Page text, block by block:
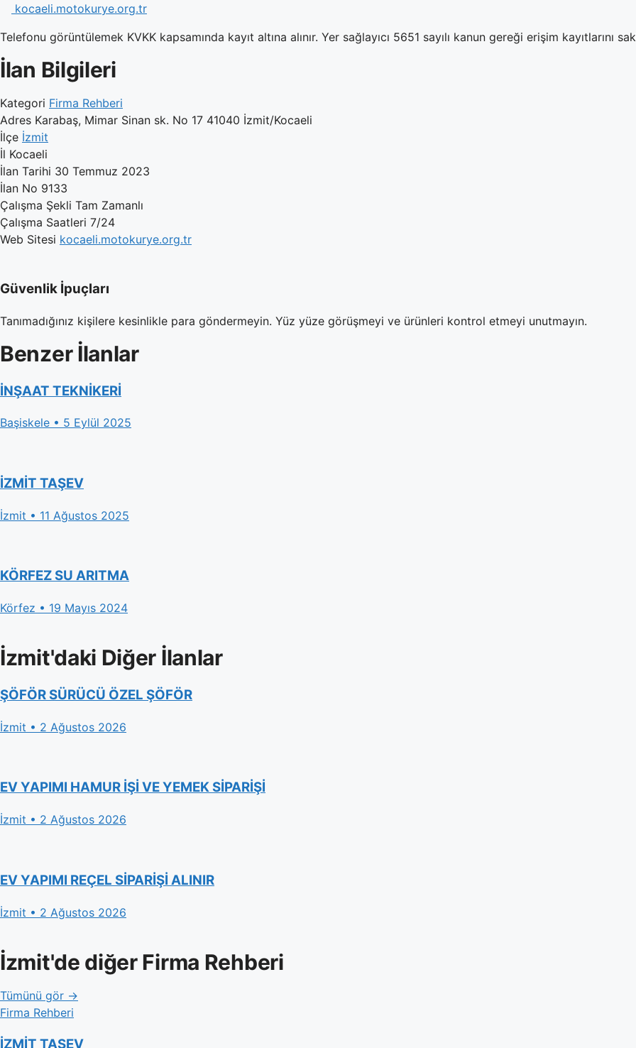
kocaeli.motokurye.org.tr
Telefonu görüntülemek KVKK kapsamında kayıt altına alınır. Yer sağlayıcı 5651 sayılı kanun gereği erişim kayıtlarını
İlan Bilgileri
Kategori Firma Rehberi
Adres Karabaş, Mimar Sinan sk. No 17 41040 İzmit/Kocaeli
İlçe İzmit
İl Kocaeli
İlan Tarihi 30 Temmuz 2023
İlan No 9133
Çalışma Şekli Tam Zamanlı
Çalışma Saatleri 7/24
Web Sitesi kocaeli.motokurye.org.tr
Güvenlik İpuçları
Tanımadığınız kişilere kesinlikle para göndermeyin. Yüz yüze görüşmeyi ve ürünleri kontrol etmeyi unutmayın.
Benzer İlanlar
İNŞAAT TEKNİKERİ
Başiskele • 5 Eylül 2025
İZMİT TAŞEV
İzmit • 11 Ağustos 2025
KÖRFEZ SU ARITMA
Körfez • 19 Mayıs 2024
İzmit'daki Diğer İlanlar
ŞÖFÖR SÜRÜCÜ ÖZEL ŞÖFÖR
İzmit • 2 Ağustos 2026
EV YAPIMI HAMUR İŞİ VE YEMEK SİPARİŞİ
İzmit • 2 Ağustos 2026
EV YAPIMI REÇEL SİPARİŞİ ALINIR
İzmit • 2 Ağustos 2026
İzmit'de diğer Firma Rehberi
Tümünü gör →
Firma Rehberi
İZMİT TAŞEV